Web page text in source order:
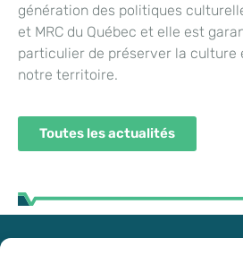
génération des politiques
et MRC du Québec et elle est
particulier de préserver la culture
notre territoire.
Toutes les actualités